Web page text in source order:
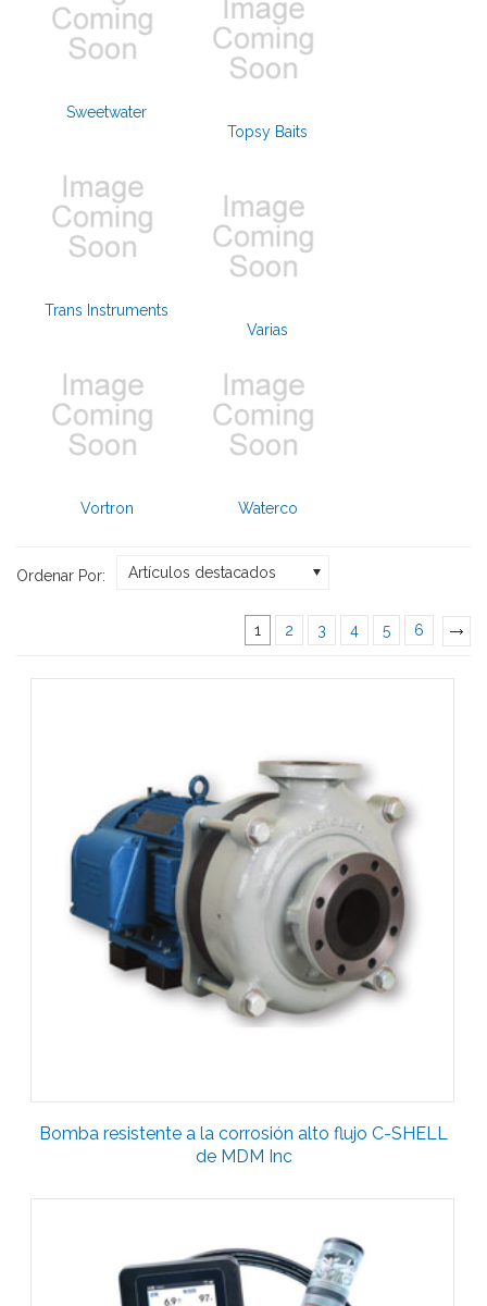
Sweetwater
Topsy Baits
Trans Instruments
Varias
Vortron Waterco
Ordenar Por: Artículos destacados
1 2 3 4 5 6
»
Bomba resistente a la corrosión alto flujo C-SHELL
de MDM Inc